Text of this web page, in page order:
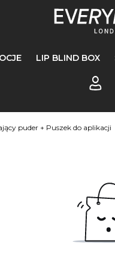
LIP BLIND BOX
puder + Puszek do aplikacji